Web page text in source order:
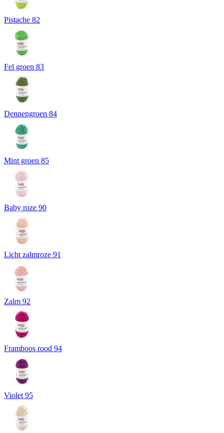
Pistache 82
Fel groen 83
Dennengroen 84
Mint groen 85
Baby roze 90
Licht zalmroze 91
Zalm 92
Framboos rood 94
Violet 95